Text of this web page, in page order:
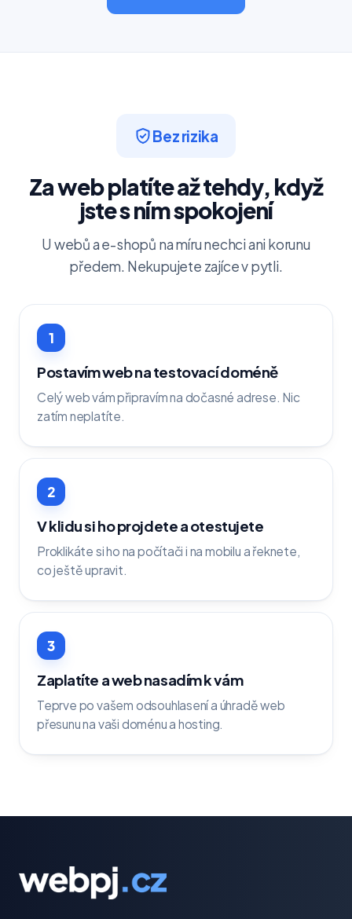
Bez rizika
Za web platíte až tehdy, když
jste s ním spokojení
U webů a e-shopů na míru nechci ani korunu
předem. Nekupujete zajíce v pytli.
1
Postavím web na testovací doméně
Celý web vám připravím na dočasné adrese. Nic
zatím neplatíte.
2
V klidu si ho projdete a otestujete
Proklikáte si ho na počítači i na mobilu a řeknete,
co ještě upravit.
3
Zaplatíte a web nasadím k vám
Teprve po vašem odsouhlasení a úhradě web
přesunu na vaši doménu a hosting.